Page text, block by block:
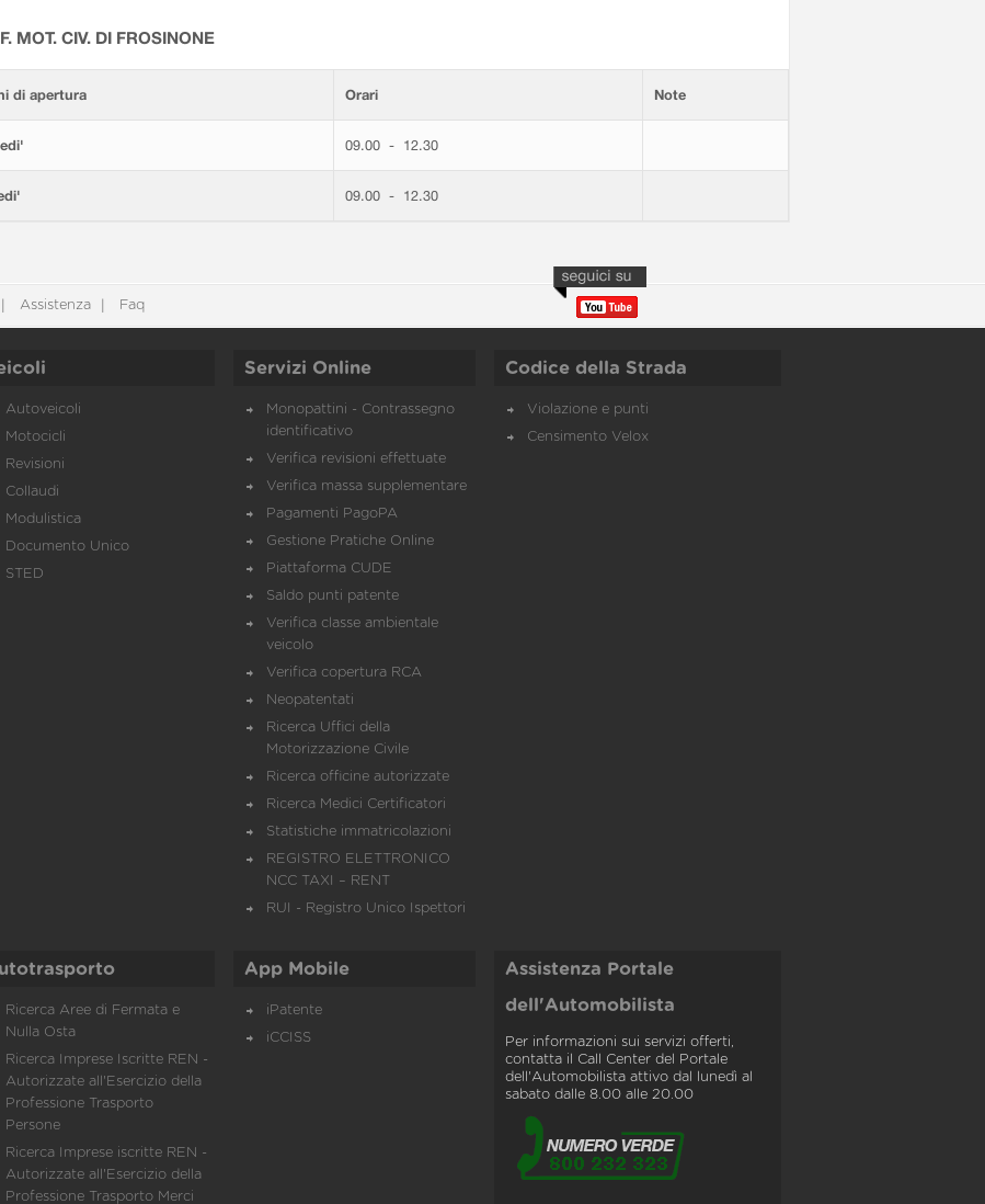
MOT. CIV. DI FROSINONE
di apertura Orari Note
09.00 - 12.30
09.00 - 12.30
Assistenza Faq
Autoveicoli
Motocicli
Revisioni
Collaudi
Modulistica
Documento Unico
STED
Servizi Online
Monopattini - Contrassegno
identificativo
Verifica revisioni effettuate
Verifica massa supplementare
Pagamenti PagoPA
Gestione Pratiche Online
Piattaforma CUDE
Saldo punti patente
Verifica classe ambientale
veicolo
Verifica copertura RCA
Neopatentati
Ricerca Uffici della
Motorizzazione Civile
Ricerca officine autorizzate
Ricerca Medici Certificatori
Statistiche immatricolazioni
REGISTRO ELETTRONICO
NCC TAXI – RENT
RUI - Registro Unico Ispettori
Codice della Strada
Violazione e punti
Censimento Velox
Ricerca Aree di Fermata e
Nulla Osta
Ricerca Imprese Iscritte REN -
Autorizzate all'Esercizio della
Professione Trasporto
Persone
Ricerca Imprese iscritte REN -
Autorizzate all'Esercizio della
Professione Trasporto Merci
App Mobile
iPatente
iCCISS
Assistenza Portale
dell'Automobilista
Per informazioni sui servizi offerti,
contatta il Call Center del Portale
dell'Automobilista attivo dal lunedì al
sabato dalle 8.00 alle 20.00